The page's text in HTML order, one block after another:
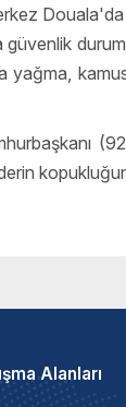
yağma,
Alanları